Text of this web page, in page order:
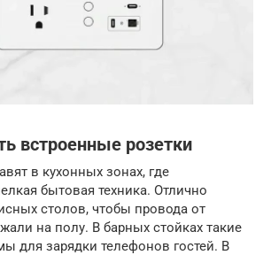
встроенные розетки
в кухонных зонах, где
бытовая техника. Отлично
столов, чтобы провода от
на полу. В барных стойках такие
для зарядки телефонов гостей. В